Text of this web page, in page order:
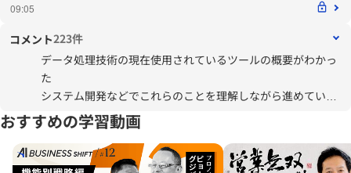
09:05
コメント223件
データ処理技術の現在使用されているツールの概要がわかっ
た
システム開発などでこれらのことを理解しながら進めていけ
ば、技術者との意思疎通もスムーズになる
おすすめの学習動画